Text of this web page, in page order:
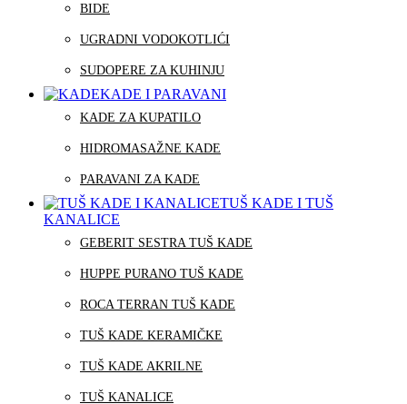
BIDE
UGRADNI VODOKOTLIĆI
SUDOPERE ZA KUHINJU
KADE I PARAVANI
KADE ZA KUPATILO
HIDROMASAŽNE KADE
PARAVANI ZA KADE
TUŠ KADE I TUŠ
KANALICE
GEBERIT SESTRA TUŠ KADE
HUPPE PURANO TUŠ KADE
ROCA TERRAN TUŠ KADE
TUŠ KADE KERAMIČKE
TUŠ KADE AKRILNE
TUŠ KANALICE